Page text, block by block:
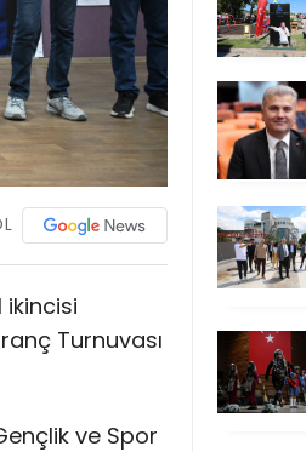
ikincisi
Turnuvası
ve Spor